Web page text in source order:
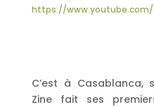
https://www.youtube.com/
C’est à Casablanca,
Zine fait ses